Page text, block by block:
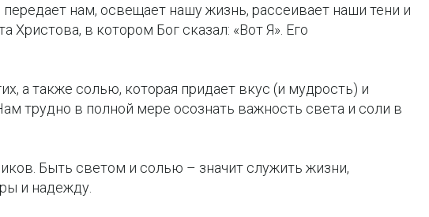
нам, освещает нашу жизнь, рассеивает наши тени и
Христова, в котором Бог сказал: «Вот Я». Его
а также солью, которая придает вкус (и мудрость) и
трудно в полной мере осознать важность света и соли в
Быть светом и солью – значит служить жизни,
и надежду.